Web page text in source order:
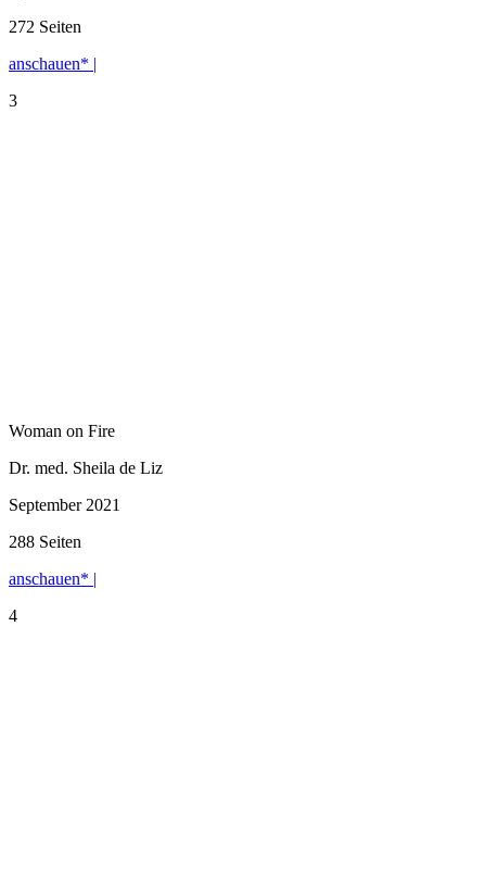
272 Seiten
anschauen* |
3
Woman on Fire
Dr. med. Sheila de Liz
September 2021
288 Seiten
anschauen* |
4